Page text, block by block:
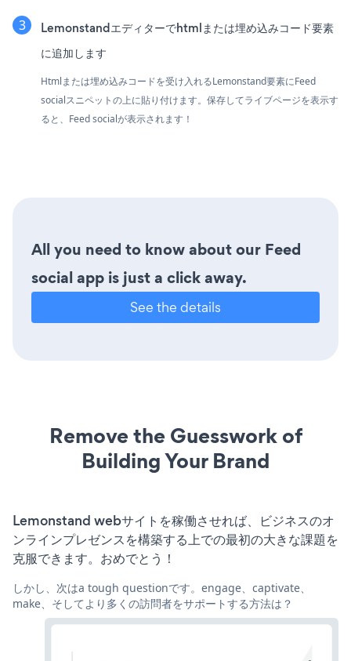
Lemonstandエディターでhtmlまたは埋め込みコード要素
に追加します
Htmlまたは埋め込みコードを受け入れるLemonstand要素にFeed
socialスニペットの上に貼り付けます。保存してライブページを表示す
ると、Feed socialが表示されます！
All you need to know about our Feed
social app is just a click away.
See the details
Remove the Guesswork of
Building Your Brand
Lemonstand webサイトを稼働させれば、ビジネスのオ
ンラインプレゼンスを構築する上での最初の大きな課題を
克服できます。おめでとう！
しかし、次はa tough questionです。engage、captivate、
make、そしてより多くの訪問者をサポートする方法は？